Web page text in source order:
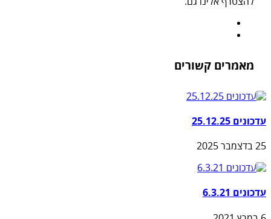
מאמרים קשורים
עדכונים 25.12.25
25 בדצמבר 2025
עדכונים 6.3.21